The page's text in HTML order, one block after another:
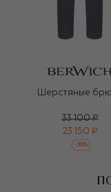
Шерстяные
33 100 ₽
23 150 ₽
-30%